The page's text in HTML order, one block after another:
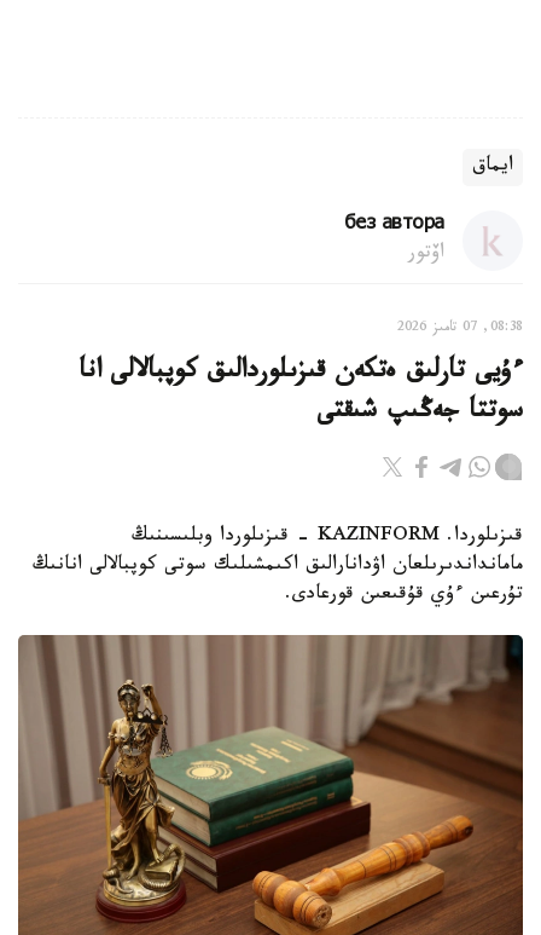
ايماق
без автора
اۆتور
08:38, 07 تامىز 2026
ءۇيى تارلىق ەتكەن قىزىلوردالىق كوپبالالى انا
سوتتا جەڭىپ شىقتى
قىزىلوردا. KAZINFORM - قىزىلوردا وبلىسىنىڭ
مامانداندىرىلعان اۋدانارالىق اكىمشىلىك سوتى كوپبالالى انانىڭ
تۇرعىن ءۇي قۇقىعىن قورعادى.